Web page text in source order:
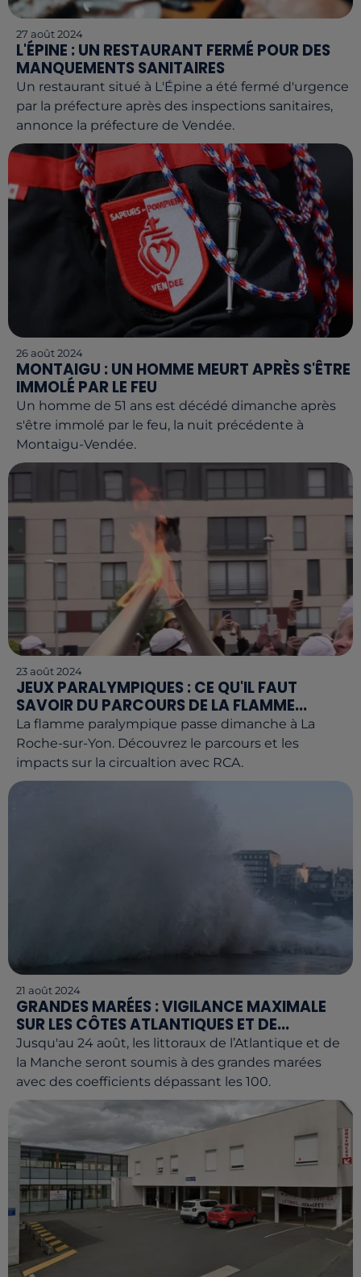
27 août 2024
L'ÉPINE : UN RESTAURANT FERMÉ POUR DES
MANQUEMENTS SANITAIRES
Un restaurant situé à L'Épine a été fermé d'urgence
par la préfecture après des inspections sanitaires,
annonce la préfecture de Vendée.
26 août 2024
MONTAIGU : UN HOMME MEURT APRÈS S'ÊTRE
IMMOLÉ PAR LE FEU
Un homme de 51 ans est décédé dimanche après
s'être immolé par le feu, la nuit précédente à
Montaigu-Vendée.
23 août 2024
JEUX PARALYMPIQUES : CE QU'IL FAUT
SAVOIR DU PARCOURS DE LA FLAMME...
La flamme paralympique passe dimanche à La
Roche-sur-Yon. Découvrez le parcours et les
impacts sur la circualtion avec RCA.
21 août 2024
GRANDES MARÉES : VIGILANCE MAXIMALE
SUR LES CÔTES ATLANTIQUES ET DE...
Jusqu'au 24 août, les littoraux de l’Atlantique et de
la Manche seront soumis à des grandes marées
avec des coefficients dépassant les 100.